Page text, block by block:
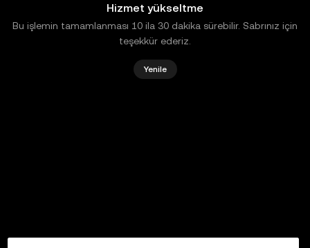
Hizmet yükseltme
Bu işlemin tamamlanması 10 ila 30 dakika sürebilir. Sabrınız için
teşekkür ederiz.
Yenile